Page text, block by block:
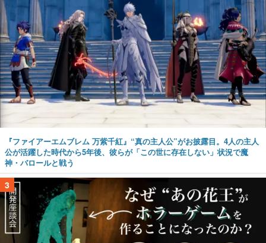
『ファイアーエムブレム 万紫千紅』“真の主人公”がお披露目。4人の主人
公が活躍した時代から5年後、彼らが「この世に存在しない」状況で魔
神・バロールと戦う
3